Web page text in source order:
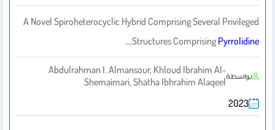
A Novel Spiroheterocyclic Hybrid Comprising Several Privileged
Structures Comprising Pyrrolidine
,…
بواسطةAbdulrahman I. Almansour, Khloud Ibrahim Al-
Shemaimari, Shatha Ibhrahim Alaqeel
2023